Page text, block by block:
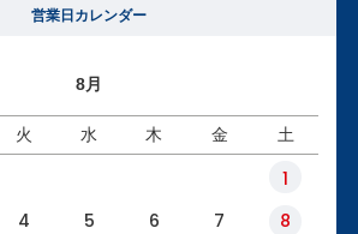
営業日カレンダー
8月
火 水 木 金 土
1
4 5 6 7
8